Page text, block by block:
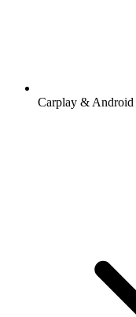
Carplay &